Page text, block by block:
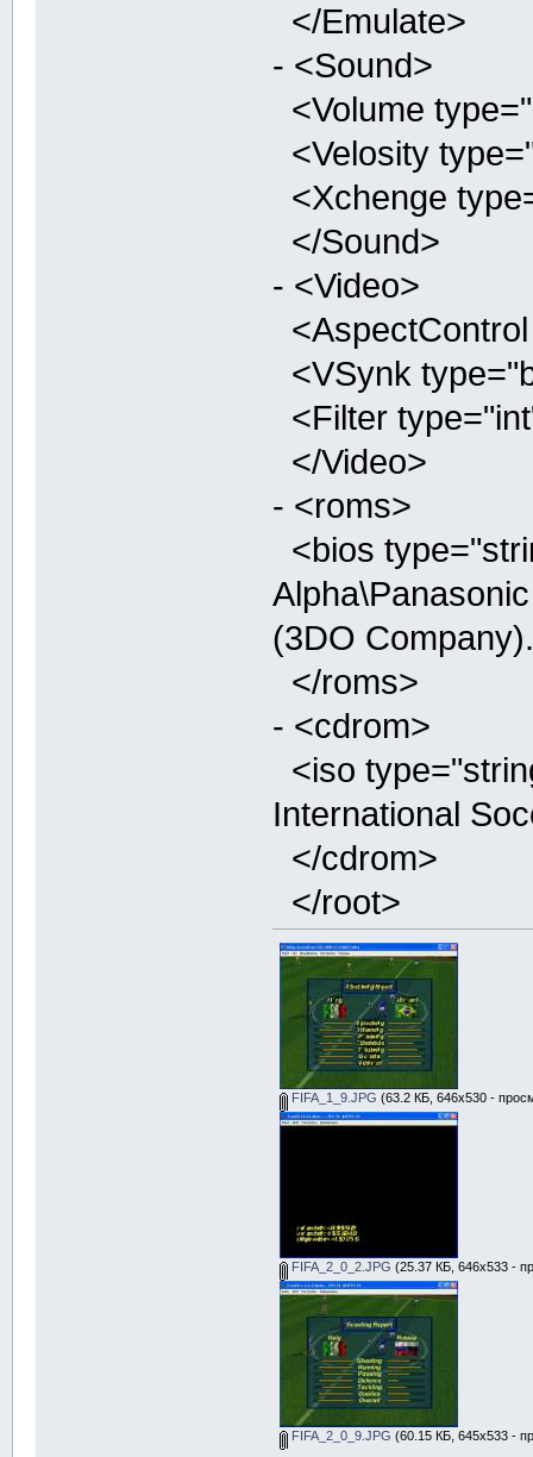
</Emulate>
- <Sound>
<Volume
<Velosity
<Xchenge
</Sound>
- <Video>
<VSynk
<Filter
</Video>
- <roms>
<bios
(3DO
</roms>
- <cdrom>
<iso
International
</cdrom>
</root>
FIFA_1_9.JPG (63.2 КБ, 646x530 -
FIFA_2_0_2.JPG (25.37 КБ, 646x533 -
FIFA_2_0_9.JPG (60.15 КБ, 645x533 -